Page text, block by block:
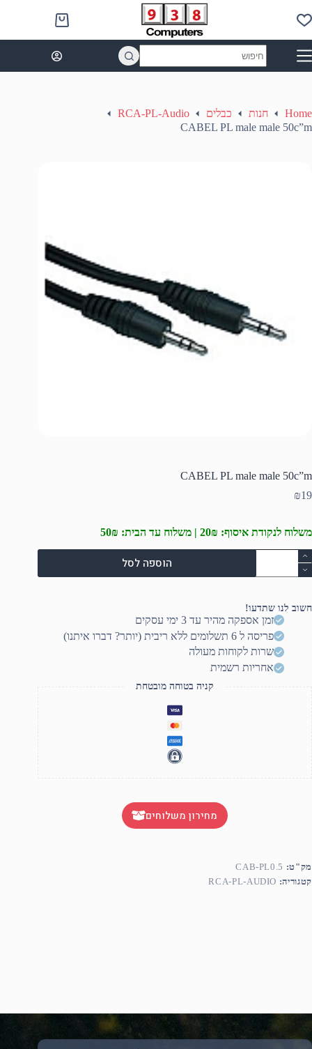
to
content
Shopping
cart
results
Home חנות כבלים
RCA-PL-Audio
CABEL PL male male 50c”m
CABEL PL male male 50c”m
₪19
משלוח לנקודת איסוף: 20₪ | משלוח עד הבית: 50₪
כמות
של
CABEL
male
הוספה לסל
חשוב לנו שתדעו!
זמן אספקה מהיר עד 3 ימי עסקים
פריסה ל 6 תשלומים ללא ריבית (יותר? דברו איתנו)
שרות לקוחות מעולה
אחריות רשמית
קניה בטוחה מובטחת
מחירון משלוחים
מק"ט: CAB-PL0.5
קטגוריה: RCA-PL-AUDIO